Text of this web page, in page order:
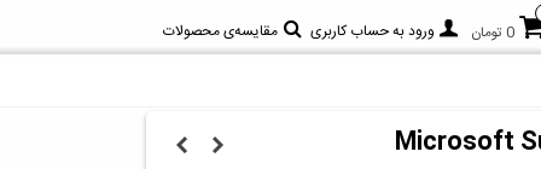
0 تومان ورود به حساب کاربری
مقایسه‌ی محصولات
Microsoft